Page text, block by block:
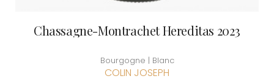
Chassagne-Montrachet Hereditas 2023
Bourgogne | Blanc
COLIN JOSEPH